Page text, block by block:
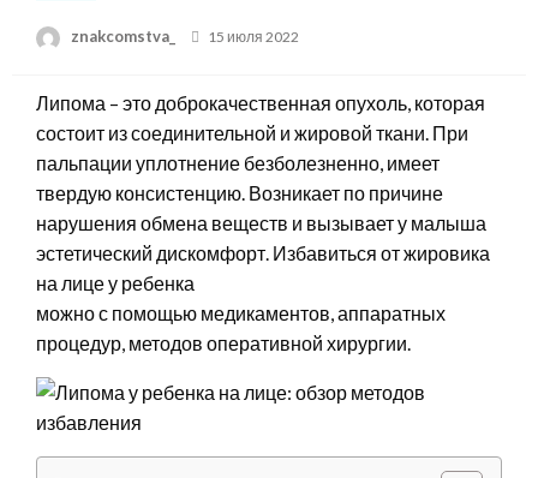
znakcomstva_
Posted
15 июля 2022
Липома – это доброкачественная опухоль, которая
состоит из соединительной и жировой ткани. При
пальпации уплотнение безболезненно, имеет
твердую консистенцию. Возникает по причине
нарушения обмена веществ и вызывает у малыша
эстетический дискомфорт. Избавиться от жировика
на лице у ребенка
можно с помощью медикаментов, аппаратных
процедур, методов оперативной хирургии.